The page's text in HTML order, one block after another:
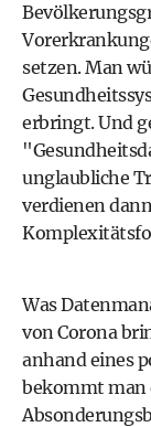
setzen. Man
erbringt. Und
unglaubliche
verdienen
Was
von Corona
anhand eines
bekommt man